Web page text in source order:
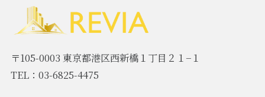
〒105-0003 東京都港区西新橋１丁目２１−１
TEL：03-6825-4475